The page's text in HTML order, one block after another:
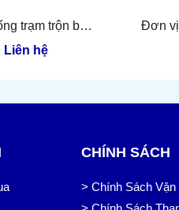
trạm trộn bê
120m3/h
Liên hệ
Đơn vị
trộn
CHÍNH SÁCH
> Chính Sách Vận